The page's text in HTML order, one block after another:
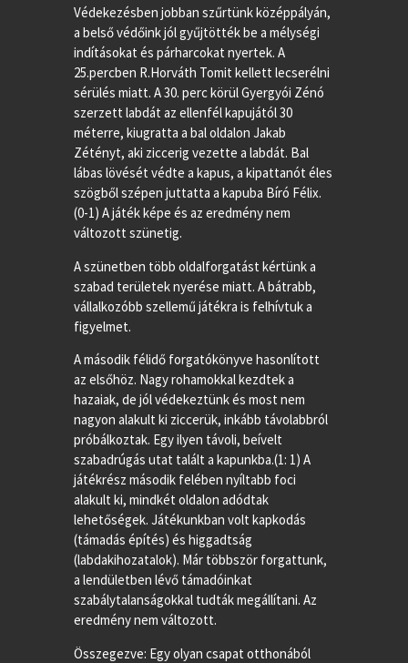
Védekezésben jobban szűrtünk középpályán,
a belső védőink jól gyűjtötték be a mélységi
indításokat és párharcokat nyertek. A
25.percben R.Horváth Tomit kellett lecserélni
sérülés miatt. A 30. perc körül Gyergyói Zénó
szerzett labdát az ellenfél kapujától 30
méterre, kiugratta a bal oldalon Jakab
Zétényt, aki ziccerig vezette a labdát. Bal
lábas lövését védte a kapus, a kipattanót éles
szögből szépen juttatta a kapuba Bíró Félix.
(0-1) A játék képe és az eredmény nem
változott szünetig.
A szünetben több oldalforgatást kértünk a
szabad területek nyerése miatt. A bátrabb,
vállalkozóbb szellemű játékra is felhívtuk a
figyelmet.
A második félidő forgatókönyve hasonlított
az elsőhöz. Nagy rohamokkal kezdtek a
hazaiak, de jól védekeztünk és most nem
nagyon alakult ki ziccerük, inkább távolabbról
próbálkoztak. Egy ilyen távoli, beívelt
szabadrúgás utat talált a kapunkba.(1: 1) A
játékrész második felében nyíltabb foci
alakult ki, mindkét oldalon adódtak
lehetőségek. Játékunkban volt kapkodás
(támadás építés) és higgadtság
(labdakihozatalok). Már többször forgattunk,
a lendületben lévő támadóinkat
szabálytalanságokkal tudták megállítani. Az
eredmény nem változott.
Összegezve: Egy olyan csapat otthonából